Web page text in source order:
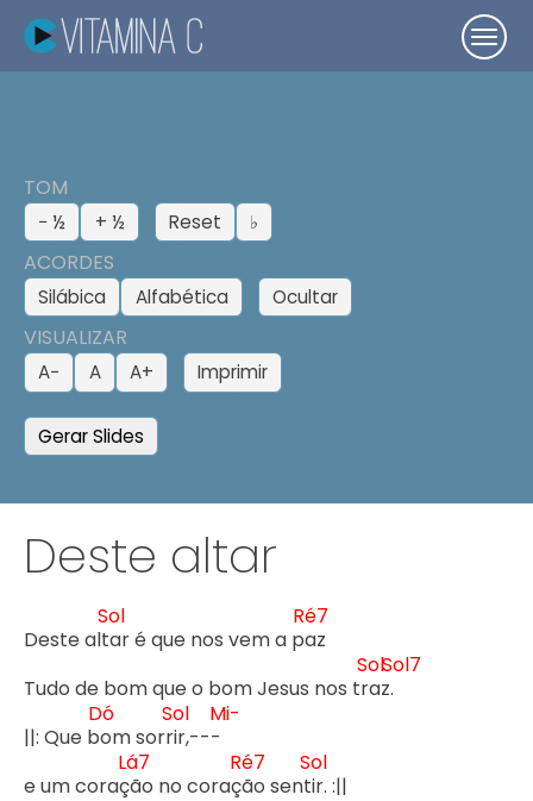
TOM
− ½ + ½ Reset ♭
ACORDES
Silábica Alfabética Ocultar
VISUALIZAR
A− A A+ Imprimir
Gerar Slides
Deste altar
Deste alt
Sol
ar é que nos vem a p
Ré7
az
Tudo de bom que o bom Jesus nos tr
Sol
az.
Sol7
||: Que b
Dó
om sorr
Sol
ir,---
Mi-
e um coraç
Lá7
ão no coraç
Ré7
ão sent
Sol
ir. :||